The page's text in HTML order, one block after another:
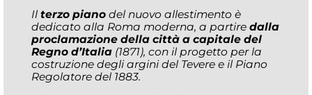
Il terzo piano del nuovo allestimento è
dedicato alla Roma moderna, a partire dalla
proclamazione della città a capitale del
Regno d’Italia (1871), con il progetto per la
costruzione degli argini del Tevere e il Piano
Regolatore del 1883.